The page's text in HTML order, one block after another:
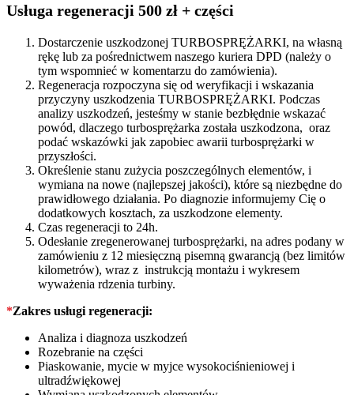
Usługa regeneracji 500 zł + części
Dostarczenie uszkodzonej TURBOSPRĘŻARKI, na własną
rękę lub za pośrednictwem naszego kuriera DPD (należy o
tym wspomnieć w komentarzu do zamówienia).
Regeneracja rozpoczyna się od weryfikacji i wskazania
przyczyny uszkodzenia TURBOSPRĘŻARKI. Podczas
analizy uszkodzeń, jesteśmy w stanie bezbłędnie wskazać
powód, dlaczego turbosprężarka została uszkodzona, oraz
podać wskazówki jak zapobiec awarii turbosprężarki w
przyszłości.
Określenie stanu zużycia poszczególnych elementów, i
wymiana na nowe (najlepszej jakości), które są niezbędne do
prawidłowego działania. Po diagnozie informujemy Cię o
dodatkowych kosztach, za uszkodzone elementy.
Czas regeneracji to 24h.
Odesłanie zregenerowanej turbosprężarki, na adres podany w
zamówieniu z 12 miesięczną pisemną gwarancją (bez limitów
kilometrów), wraz z instrukcją montażu i wykresem
wyważenia rdzenia turbiny.
*Zakres usługi regeneracji:
Analiza i diagnoza uszkodzeń
Rozebranie na części
Piaskowanie, mycie w myjce wysokociśnieniowej i
ultradźwiękowej